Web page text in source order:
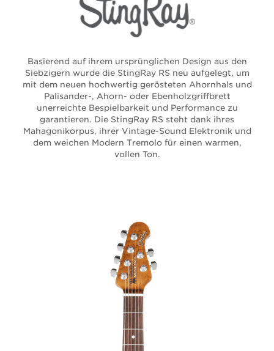
Basierend auf ihrem ursprünglichen Design aus den
Siebzigern wurde die StingRay RS neu aufgelegt, um
mit dem neuen hochwertig gerösteten Ahornhals und
Palisander-, Ahorn- oder Ebenholzgriffbrett
unerreichte Bespielbarkeit und Performance zu
garantieren. Die StingRay RS steht dank ihres
Mahagonikorpus, ihrer Vintage-Sound Elektronik und
dem weichen Modern Tremolo für einen warmen,
vollen Ton.